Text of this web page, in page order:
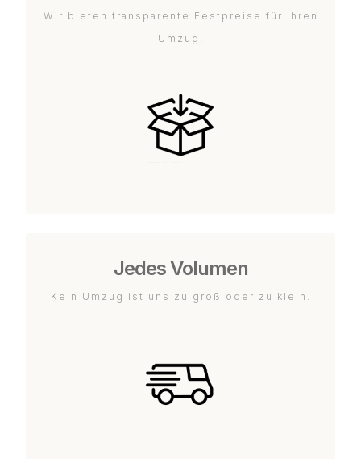
Wir bieten transparente Festpreise für Ihren
Umzug.
Jedes Volumen
Kein Umzug ist uns zu groß oder zu klein.